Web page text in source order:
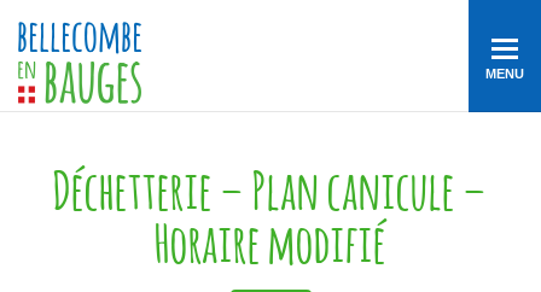
MENU
Déchetterie – Plan canicule –
Horaire modifié